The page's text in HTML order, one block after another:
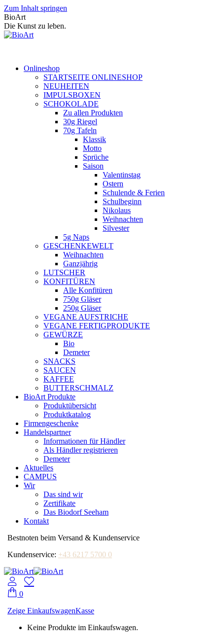
Zum Inhalt springen
BioArt
Die Kunst zu leben.
Onlineshop
STARTSEITE ONLINESHOP
NEUHEITEN
IMPULSBOXEN
SCHOKOLADE
Zu allen Produkten
30g Riegel
70g Tafeln
Klassik
Motto
Sprüche
Saison
Valentinstag
Ostern
Schulende & Ferien
Schulbeginn
Nikolaus
Weihnachten
Silvester
5g Naps
GESCHENKEWELT
Weihnachten
Ganzjährig
LUTSCHER
KONFITÜREN
Alle Konfitüren
750g Gläser
250g Gläser
VEGANE AUFSTRICHE
VEGANE FERTIGPRODUKTE
GEWÜRZE
Bio
Demeter
SNACKS
SAUCEN
KAFFEE
BUTTERSCHMALZ
BioArt Produkte
Produktübersicht
Produktkatalog
Firmengeschenke
Handelspartner
Informationen für Händler
Als Händler registrieren
Demeter
Aktuelles
CAMPUS
Wir
Das sind wir
Zertifikate
Das Biodorf Seeham
Kontakt
Bestnoten beim Versand & Kundenservice
Kundenservice: +43 6217 5700 0
0
Zeige EinkaufswagenKasse
Keine Produkte im Einkaufswagen.